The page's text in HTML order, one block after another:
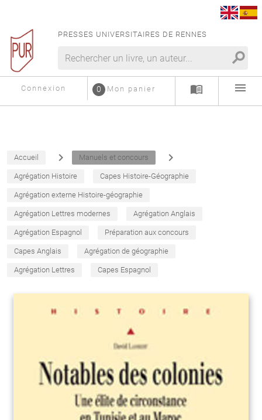
PRESSES UNIVERSITAIRES DE RENNES
search
Connexion Mon panier
0 menu_book menu
Accueil navigate_next Manuels et concours navigate_next
Agrégation Histoire Capes Histoire-Géographie
Agrégation externe Histoire-géographie
Agrégation Lettres modernes Agrégation Anglais
Agrégation Espagnol Préparation aux concours
Capes Anglais Agrégation de géographie
Agrégation Lettres Capes Espagnol